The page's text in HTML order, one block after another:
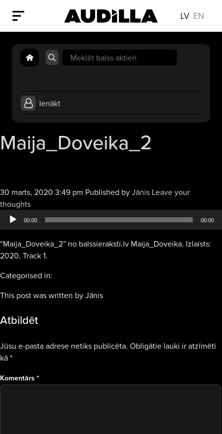
LV EN
Search
for:
Ienākt
Maija_Doveika_2
30 marts, 2020 3:49 pm Published byJānis Leave your
thoughtsAudio
atskaņotājs
00:00 00:00
“Maija_Doveika_2” no balssieraksti.lv Maija_Doveika. Izlaists:
2020. Track 1.
Categorised in:
This post was written by Jānis
Atbildēt
Jūsu e-pasta adrese netiks publicēta. Obligātie lauki ir atzīmēti
kā*
Komentārs*